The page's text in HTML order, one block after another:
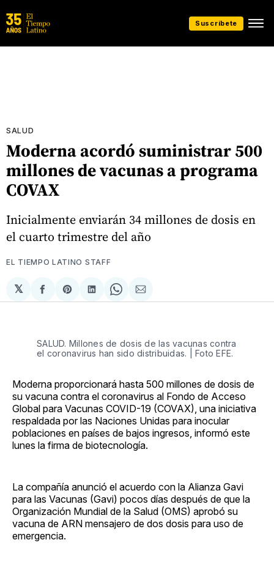
Suscríbete
SALUD
Moderna acordó suministrar 500
millones de vacunas a programa
COVAX
Inicialmente enviarán 34 millones de dosis en
el cuarto trimestre del año
EL TIEMPO LATINO STAFF
𝕏
Compartir
en
Share
on
Compartir
en
Share
on
Compartir
via
SALUD. Millones de dosis de las vacunas contra
el coronavirus han sido distribuidas. | Foto EFE.
Moderna proporcionará hasta 500 millones de dosis de
su vacuna contra el coronavirus al Fondo de Acceso
Global para Vacunas COVID-19 (COVAX), una iniciativa
respaldada por las Naciones Unidas para inocular
poblaciones en países de bajos ingresos, informó este
lunes la firma de biotecnología.
La compañía anunció el acuerdo con la Alianza Gavi
para las Vacunas (Gavi) pocos días después de que la
Organización Mundial de la Salud (OMS) aprobó su
vacuna de ARN mensajero de dos dosis para uso de
emergencia.